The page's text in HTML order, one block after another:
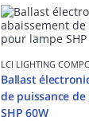
LCI LIGHTING
Ballast
de puissance
SHP 60W